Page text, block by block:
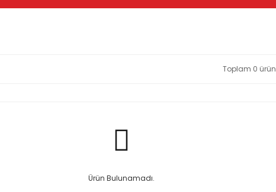
Toplam 0 ürün
Ürün Bulunamadı.